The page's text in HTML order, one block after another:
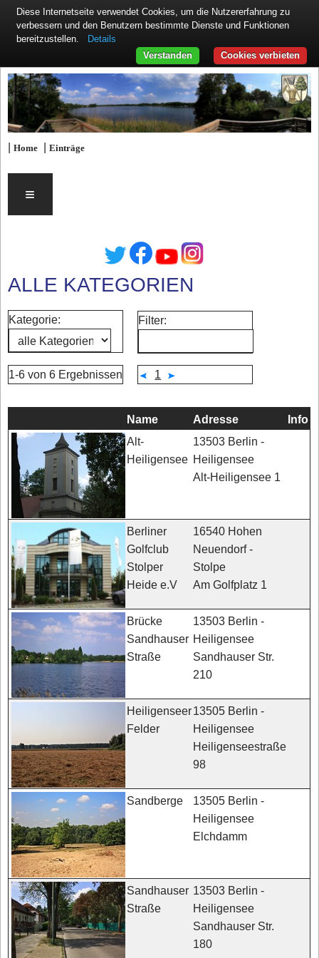
|Home |Einträge
≡
ALLE KATEGORIEN
Kategorie: Filter:
1-6 von 6 Ergebnissen 1
Name Adresse Info
Alt-
Heiligensee
13503 Berlin -
Heiligensee
Alt-Heiligensee 1
Berliner
Golfclub
Stolper
Heide e.V
16540 Hohen
Neuendorf -
Stolpe
Am Golfplatz 1
Brücke
Sandhauser
Straße
13503 Berlin -
Heiligensee
Sandhauser Str.
210
Heiligenseer
Felder
13505 Berlin -
Heiligensee
Heiligenseestraße
98
Sandberge
13505 Berlin -
Heiligensee
Elchdamm
Sandhauser
Straße
13503 Berlin -
Heiligensee
Sandhauser Str.
180
Diese Internetseite verwendet Cookies, um die Nutzererfahrung zu
verbessern und den Benutzern bestimmte Dienste und Funktionen
bereitzustellen.
Details
Cookies verbieten
Verstanden